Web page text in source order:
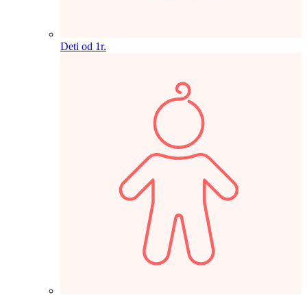
Deti od 1r.